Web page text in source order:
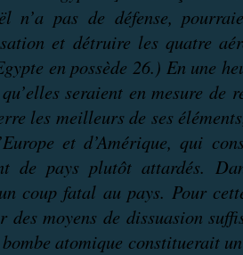
n’a pas de défense,
et détruire les quatre
en possède 26.) En une
seraient en mesure
les meilleurs de ses
et d’Amérique, qui
de pays plutôt attardés.
coup fatal au pays. Pour
des moyens de dissuasion
atomique constituerait